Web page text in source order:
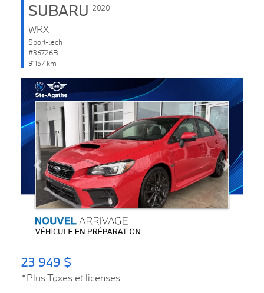
SUBARU 2020
WRX
Sport-tech
#36726B
91157 km
Previous Next
23 949 $
*Plus Taxes et licenses